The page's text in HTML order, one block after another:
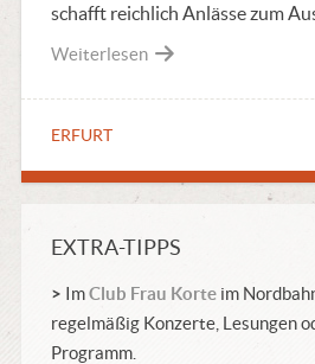
schafft reichlich Anlässe zum
Weiterlesen
ERFURT
EXTRA-TIPPS
> ImClub Frau Korteim
regelmäßig Konzerte, Lesungen
Programm.